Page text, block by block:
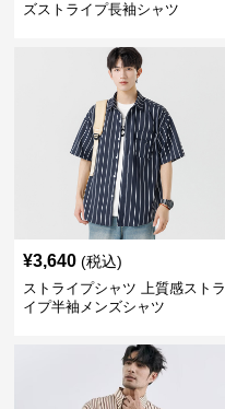
ズストライプ長袖シャツ
¥3,640 (税込)
ストライプシャツ 上質感ストラ
イプ半袖メンズシャツ